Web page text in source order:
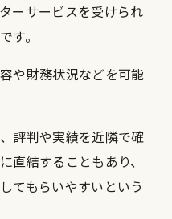
ーサービスを受けられ
す。
や財務状況などを可能
評判や実績を近隣で確
直結することもあり、
てもらいやすいという